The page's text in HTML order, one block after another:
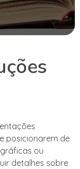
posicionarem de
ou
detalhes sobre